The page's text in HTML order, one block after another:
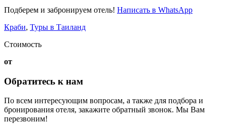
Подберем и забронируем отель! Написать в WhatsApp
Краби, Туры в Таиланд
Стоимость
от
Обратитесь к нам
По всем интересующим вопросам, а также для подбора и
бронирования отеля, закажите обратный звонок. Мы Вам
перезвоним!